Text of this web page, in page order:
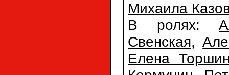
Михаила
В ролях:
Свенская,
Елена